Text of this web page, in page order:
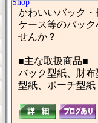
かわいいバック
ケース等のバッ
せんか？
■主な取扱商品■
バック型紙、財
型紙、ポーチ型紙